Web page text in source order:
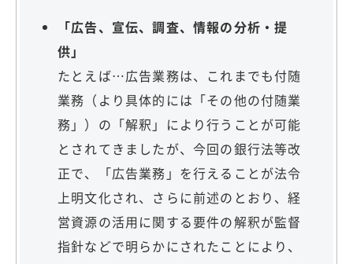
「広告、宣伝、調査、情報の分析・提
供」
たとえば…広告業務は、これまでも付随
業務（より具体的には「その他の付随業
務」）の「解釈」により行うことが可能
とされてきましたが、今回の銀行法等改
正で、「広告業務」を行えることが法令
上明文化され、さらに前述のとおり、経
営資源の活用に関する要件の解釈が監督
指針などで明らかにされたことにより、